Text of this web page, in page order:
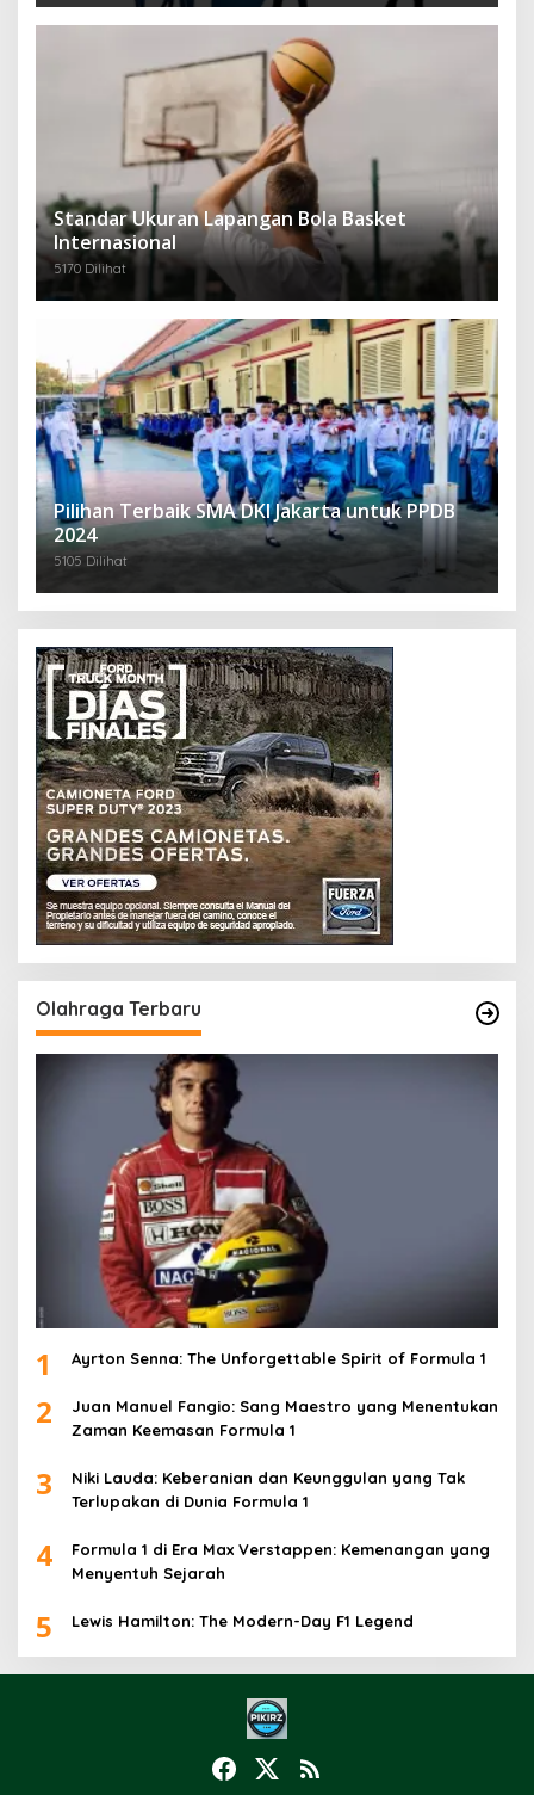
Standar Ukuran Lapangan Bola Basket
Internasional
5170 Dilihat
Pilihan Terbaik SMA DKI Jakarta untuk PPDB
2024
5105 Dilihat
Olahraga Terbaru
1 Ayrton Senna: The Unforgettable Spirit of Formula 1
2
Juan Manuel Fangio: Sang Maestro yang Menentukan
Zaman Keemasan Formula 1
3
Niki Lauda: Keberanian dan Keunggulan yang Tak
Terlupakan di Dunia Formula 1
4
Formula 1 di Era Max Verstappen: Kemenangan yang
Menyentuh Sejarah
5 Lewis Hamilton: The Modern-Day F1 Legend